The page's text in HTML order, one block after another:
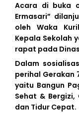
Acara di buka
Ermasari”
oleh Waka
Kepala Sekolah
rapat pada
Dalam
perihal Gerakan
yaitu Bangun
Sehat & Bergizi,
dan Tidur Cepat.